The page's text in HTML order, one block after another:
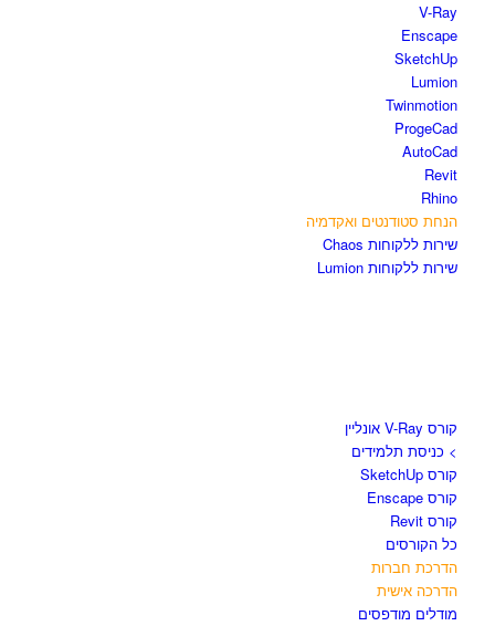
V-Ray
Enscape
SketchUp
Lumion
Twinmotion
ProgeCad
AutoCad
Revit
Rhino
הנחת סטודנטים ואקדמיה
שירות ללקוחות Chaos
שירות ללקוחות Lumion
קורס V-Ray אונליין
> כניסת תלמידים
קורס SketchUp
קורס Enscape
קורס Revit
כל הקורסים
הדרכת חברות
הדרכה אישית
מודלים מודפסים